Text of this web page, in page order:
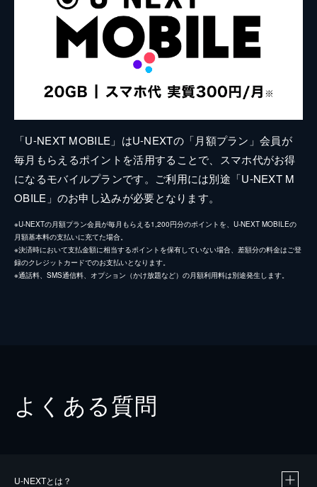
「U-NEXT MOBILE」はU-NEXTの「月額プラン」会員が
毎月もらえるポイントを活用することで、スマホ代がお得
になるモバイルプランです。ご利用には別途「U-NEXT M
OBILE」のお申し込みが必要となります。
※U-NEXTの月額プラン会員が毎月もらえる1,200円分のポイントを、U-NEXT MOBILEの
月額基本料の支払いに充てた場合。
※決済時において支払金額に相当するポイントを保有していない場合、差額分の料金はご登
録のクレジットカードでのお支払いとなります。
※通話料、SMS通信料、オプション（かけ放題など）の月額利用料は別途発生します。
よくある質問
U-NEXTとは？